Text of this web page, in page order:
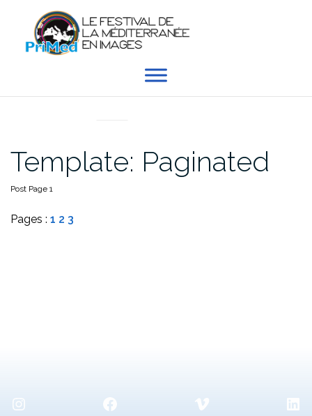
contenu
Template: Paginated
Post Page 1
Pages : 1 2 3
Instagram Facebook Vimeo